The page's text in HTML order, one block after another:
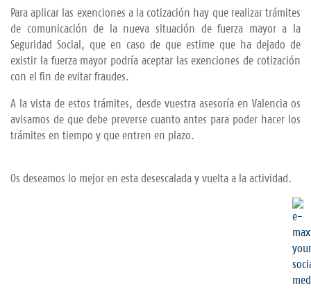
Para aplicar las exenciones a la cotización hay que realizar trámites
de comunicación de la nueva situación de fuerza mayor a la
Seguridad Social, que en caso de que estime que ha dejado de
existir la fuerza mayor podría aceptar las exenciones de cotización
con el fin de evitar fraudes.
A la vista de estos trámites, desde vuestra asesoría en Valencia os
avisamos de que debe preverse cuanto antes para poder hacer los
trámites en tiempo y que entren en plazo.
Os deseamos lo mejor en esta desescalada y vuelta a la actividad.